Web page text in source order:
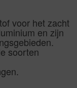
voor het zacht
en zijn
soorten